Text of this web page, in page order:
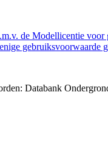
de Modellicentie
gebruiksvoorwaarde
Databank